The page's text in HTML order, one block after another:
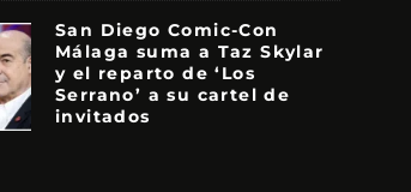
San Diego Comic-Con
Málaga suma a Taz Skylar
y el reparto de ‘Los
Serrano’ a su cartel de
invitados